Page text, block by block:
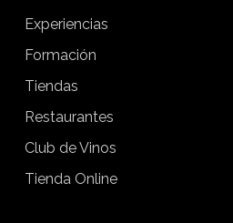
Experiencias
Formación
Tiendas
Restaurantes
Club de Vinos
Tienda Online